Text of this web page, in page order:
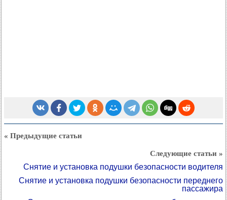
« Предыдущие статьи
Следующие статьи »
Снятие и установка подушки безопасности водителя
Снятие и установка подушки безопасности переднего
пассажира